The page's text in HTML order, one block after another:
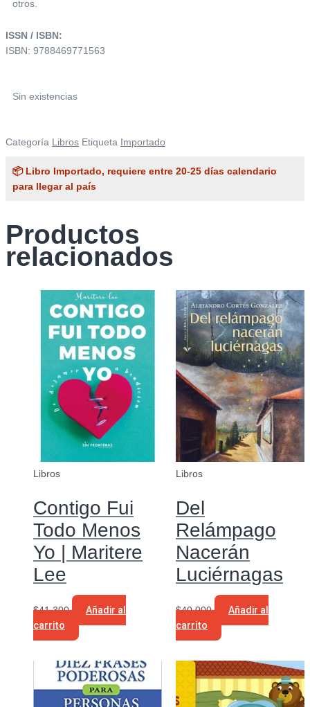
otros.
ISSN / ISBN:
ISBN: 9788469771563
Sin existencias
Categoría Libros Etiqueta Importado
📦 Libro Importado, requiere entre 20-25 días calendario
para llegar al país
Productos
relacionados
Libros
Contigo Fui
Todo Menos
Yo | Maritere
Lee
$41.300
Añadir al
carrito
Libros
Del
Relámpago
Nacerán
Luciérnagas
$40.000
Añadir al
carrito